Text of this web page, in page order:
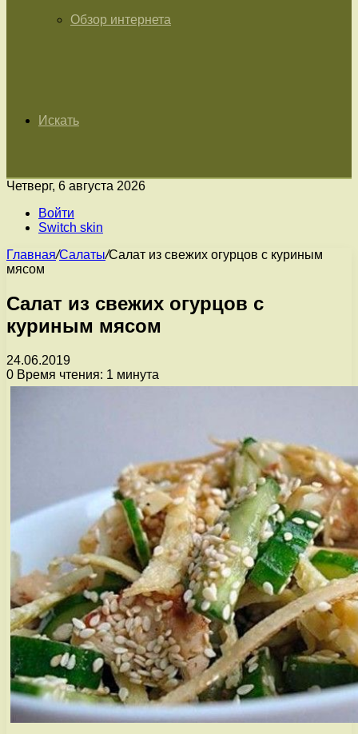
Обзор интернета
Искать
Четверг, 6 августа 2026
Войти
Switch skin
Главная/Салаты/Салат из свежих огурцов с куриным
мясом
Салат из свежих огурцов с
куриным мясом
24.06.2019
0 Время чтения: 1 минута